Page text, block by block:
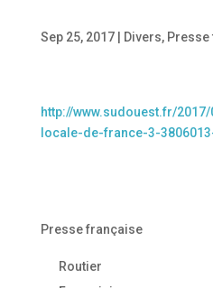
Sep 25, 2017| Divers,
http://www.sudouest.fr/
locale-de-france-3-
Presse française
Routier